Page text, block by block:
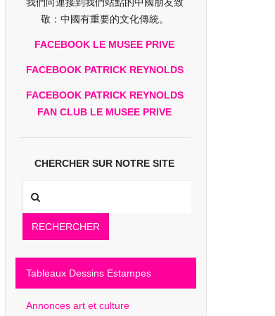
敬：中國有重要的文化傳統。
FACEBOOK LE MUSEE PRIVE
FACEBOOK PATRICK REYNOLDS
FACEBOOK PATRICK REYNOLDS
FAN CLUB LE MUSEE PRIVE
CHERCHER SUR NOTRE SITE
RECHERCHER
Tableaux Dessins Estampes
Annonces art et culture